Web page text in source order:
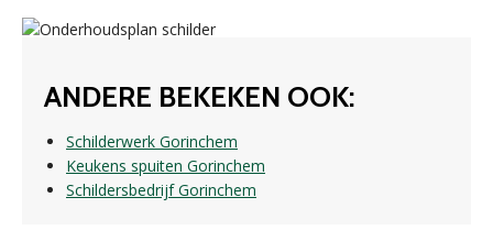
ANDERE BEKEKEN OOK:
Schilderwerk Gorinchem
Keukens spuiten Gorinchem
Schildersbedrijf Gorinchem